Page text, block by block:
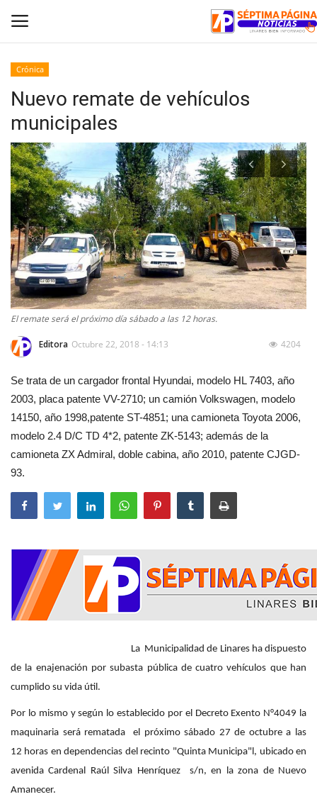
Inicio
Crónica
Policial
Tribunales
Deporte
Política
Espectáculos
Crónica
Nuevo remate de vehículos
municipales
El remate será el próximo día sábado a las 12 horas.
Editora Octubre 22, 2018 - 14:13 4204
Se trata de un cargador frontal Hyundai, modelo HL 7403, año
2003, placa patente VV-2710; un camión Volkswagen, modelo
14150, año 1998,patente ST-4851; una camioneta Toyota 2006,
modelo 2.4 D/C TD 4*2, patente ZK-5143; además de la
camioneta ZX Admiral, doble cabina, año 2010, patente CJGD-
93.
La Municipalidad de Linares ha dispuesto
de la enajenación por subasta pública de cuatro vehículos que han
cumplido su vida útil.
Por lo mismo y según lo establecido por el Decreto Exento N°4049 la
maquinaria será rematada el próximo sábado 27 de octubre a las
12 horas en dependencias del recinto "Quinta Municipa"l, ubicado en
avenida Cardenal Raúl Silva Henríquez s/n, en la zona de Nuevo
Amanecer.